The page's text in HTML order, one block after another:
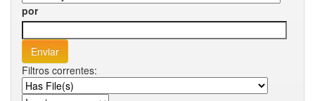
por
Filtros correntes: